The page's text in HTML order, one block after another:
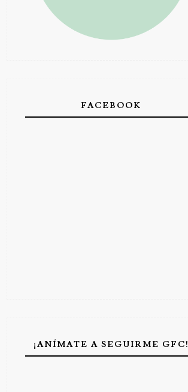
FACEBOOK
¡ANÍMATE A SEGUIRME GFC!